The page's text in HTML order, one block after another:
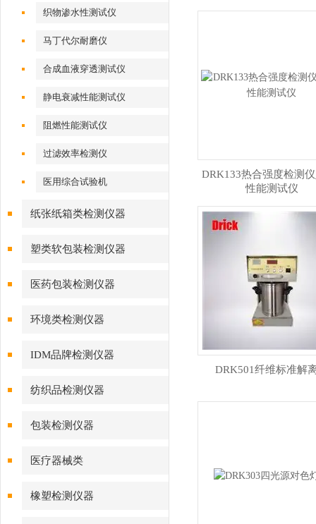
织物渗水性测试仪
马丁代尔耐磨仪
合成血液穿透测试仪
静电衰减性能测试仪
阻燃性能测试仪
过滤效率检测仪
医用综合试验机
纸张纸箱类检测仪器
塑类软包装检测仪器
医药包装检测仪器
环境类检测仪器
IDM品牌检测仪器
纺织品检测仪器
包装检测仪器
医疗器械类
橡塑检测仪器
DRK133热合强度检测
性能测试仪
DRK501纤维标准解